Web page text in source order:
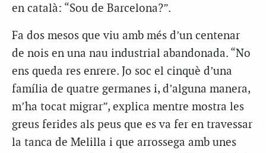
en català: “Sou de Barcelona?”.
Fa dos mesos que viu amb més d’un centenar
de nois en una nau industrial abandonada. “No
ens queda res enrere. Jo soc el cinquè d’una
família de quatre germanes i, d’alguna manera,
m’ha tocat migrar”, explica mentre mostra les
greus ferides als peus que es va fer en travessar
la tanca de Melilla i que arrossega amb unes